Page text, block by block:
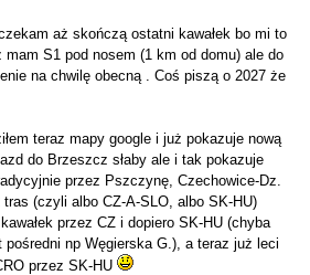
aż skończą ostatni kawałek bo mi to
S1 pod nosem (1 km od domu) ale do
na chwilę obecną . Coś piszą o 2027 że
teraz mapy google i już pokazuje nową
do Brzeszcz słaby ale i tak pokazuje
przez Pszczynę, Czechowice-Dz.
(czyli albo CZ-A-SLO, albo SK-HU)
przez CZ i dopiero SK-HU (chyba
pośredni np Węgierska G.), a teraz już leci
przez SK-HU